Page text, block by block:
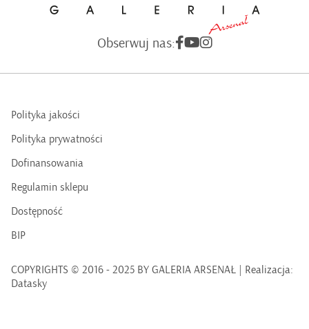
Obserwuj nas:
Polityka jakości
Polityka prywatności
Dofinansowania
Regulamin sklepu
Dostępność
BIP
COPYRIGHTS © 2016 - 2025 BY GALERIA ARSENAŁ | Realizacja:
Datasky